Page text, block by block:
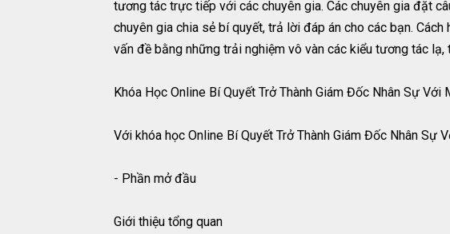
tương tác trực tiếp với các chuyên gia. Các chuyên gia đặt
chuyên gia chia sẻ bí quyết, trả lời đáp án cho các bạn.
vấn đề bằng những trải nghiệm vô vàn các kiểu tương tác
Khóa Học Online Bí Quyết Trở Thành Giám Đốc Nhân Sự
Với khóa học Online Bí Quyết Trở Thành Giám Đốc Nhân
- Phần mở đầu
Giới thiệu tổng quan